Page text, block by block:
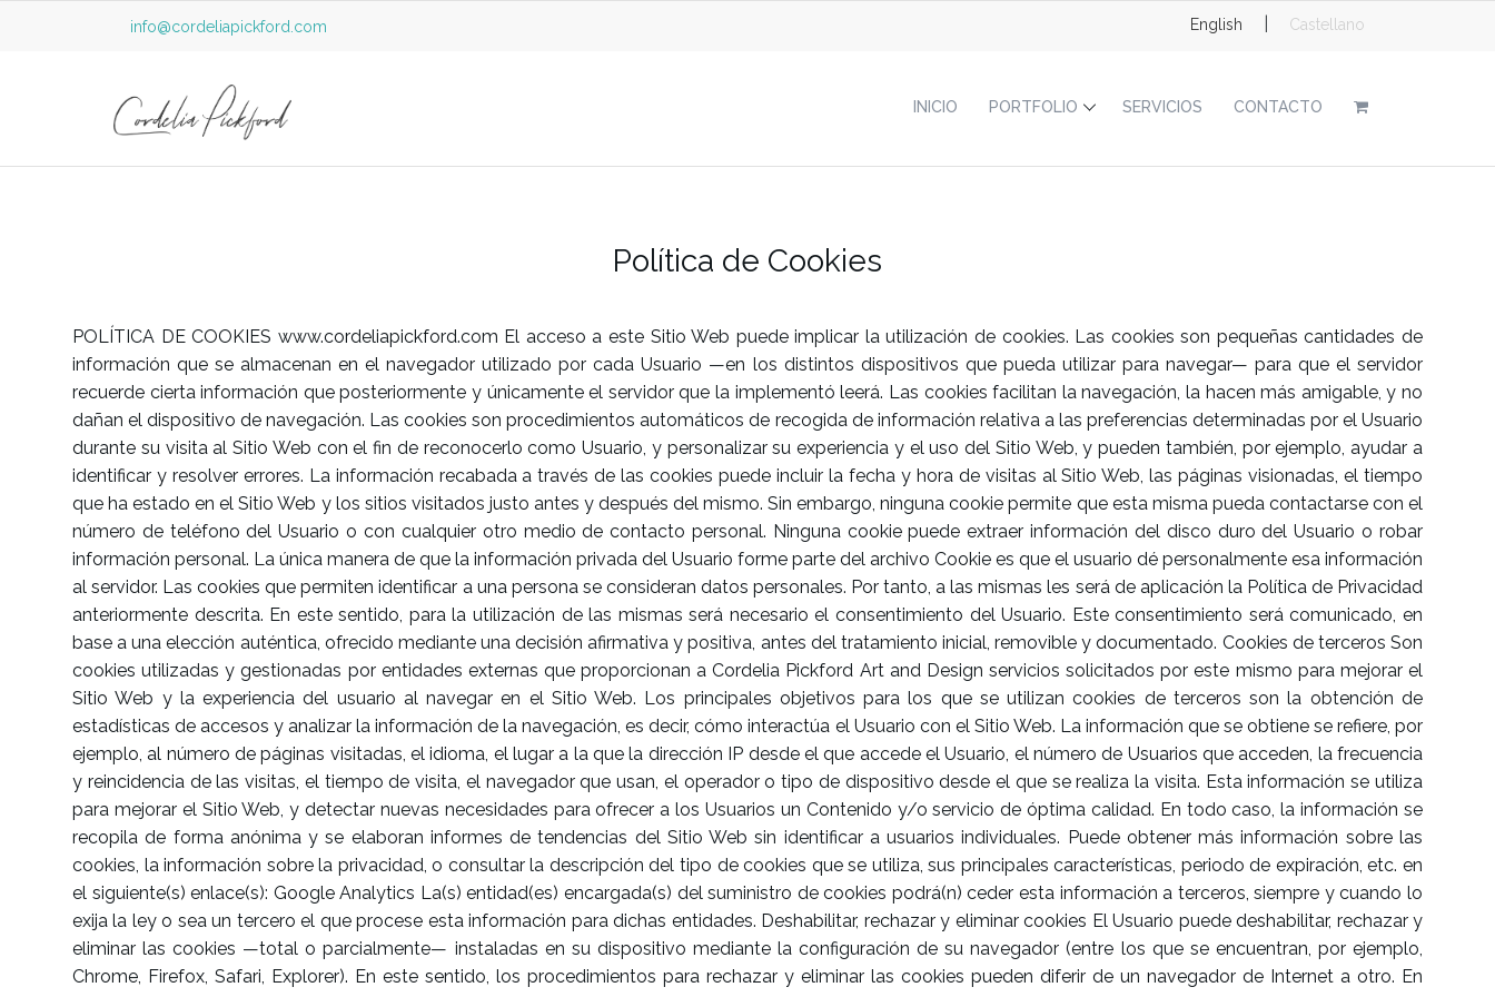
info@cordeliapickford.com English Castellano
INICIO PORTFOLIO SERVICIOS CONTACTO
Política de Cookies
POLÍTICA DE COOKIES www.cordeliapickford.com El acceso a este Sitio Web puede implicar la utilización de cookies. Las cookies son pequeñas cantidades de
información que se almacenan en el navegador utilizado por cada Usuario —en los distintos dispositivos que pueda utilizar para navegar— para que el servidor
recuerde cierta información que posteriormente y únicamente el servidor que la implementó leerá. Las cookies facilitan la navegación, la hacen más amigable, y no
dañan el dispositivo de navegación. Las cookies son procedimientos automáticos de recogida de información relativa a las preferencias determinadas por el Usuario
durante su visita al Sitio Web con el fin de reconocerlo como Usuario, y personalizar su experiencia y el uso del Sitio Web, y pueden también, por ejemplo, ayudar a
identificar y resolver errores. La información recabada a través de las cookies puede incluir la fecha y hora de visitas al Sitio Web, las páginas visionadas, el tiempo
que ha estado en el Sitio Web y los sitios visitados justo antes y después del mismo. Sin embargo, ninguna cookie permite que esta misma pueda contactarse con el
número de teléfono del Usuario o con cualquier otro medio de contacto personal. Ninguna cookie puede extraer información del disco duro del Usuario o robar
información personal. La única manera de que la información privada del Usuario forme parte del archivo Cookie es que el usuario dé personalmente esa información
al servidor. Las cookies que permiten identificar a una persona se consideran datos personales. Por tanto, a las mismas les será de aplicación la Política de Privacidad
anteriormente descrita. En este sentido, para la utilización de las mismas será necesario el consentimiento del Usuario. Este consentimiento será comunicado, en
base a una elección auténtica, ofrecido mediante una decisión afirmativa y positiva, antes del tratamiento inicial, removible y documentado. Cookies de terceros Son
cookies utilizadas y gestionadas por entidades externas que proporcionan a Cordelia Pickford Art and Design servicios solicitados por este mismo para mejorar el
Sitio Web y la experiencia del usuario al navegar en el Sitio Web. Los principales objetivos para los que se utilizan cookies de terceros son la obtención de
estadísticas de accesos y analizar la información de la navegación, es decir, cómo interactúa el Usuario con el Sitio Web. La información que se obtiene se refiere, por
ejemplo, al número de páginas visitadas, el idioma, el lugar a la que la dirección IP desde el que accede el Usuario, el número de Usuarios que acceden, la frecuencia
y reincidencia de las visitas, el tiempo de visita, el navegador que usan, el operador o tipo de dispositivo desde el que se realiza la visita. Esta información se utiliza
para mejorar el Sitio Web, y detectar nuevas necesidades para ofrecer a los Usuarios un Contenido y/o servicio de óptima calidad. En todo caso, la información se
recopila de forma anónima y se elaboran informes de tendencias del Sitio Web sin identificar a usuarios individuales. Puede obtener más información sobre las
cookies, la información sobre la privacidad, o consultar la descripción del tipo de cookies que se utiliza, sus principales características, periodo de expiración, etc. en
el siguiente(s) enlace(s): Google Analytics La(s) entidad(es) encargada(s) del suministro de cookies podrá(n) ceder esta información a terceros, siempre y cuando lo
exija la ley o sea un tercero el que procese esta información para dichas entidades. Deshabilitar, rechazar y eliminar cookies El Usuario puede deshabilitar, rechazar y
eliminar las cookies —total o parcialmente— instaladas en su dispositivo mediante la configuración de su navegador (entre los que se encuentran, por ejemplo,
Chrome, Firefox, Safari, Explorer). En este sentido, los procedimientos para rechazar y eliminar las cookies pueden diferir de un navegador de Internet a otro. En